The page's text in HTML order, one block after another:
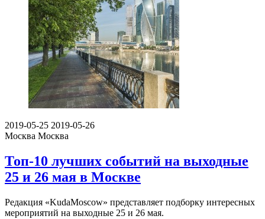
2019-05-25 2019-05-26
Москва Москва
Топ-10 лучших событий на выходные
25 и 26 мая в Москве
Редакция «KudaMoscow» представляет подборку интересных
мероприятий на выходные 25 и 26 мая.